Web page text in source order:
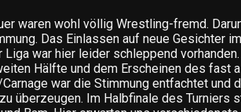
waren wohl völlig Wrestling-fremd.
Das Einlassen auf neue Gesichter
Liga war hier leider schleppend vorhanden.
Hälfte und dem Erscheinen des fast
war die Stimmung entfachtet und
überzeugen. Im Halbfinale des Turniers